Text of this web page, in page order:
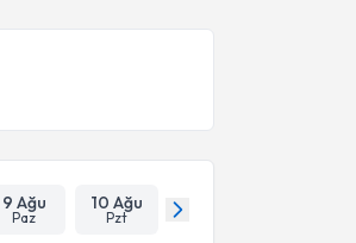
9 Ağu
Paz
10 Ağu
Pzt